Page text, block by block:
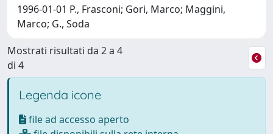
1996-01-01 P., Frasconi; Gori, Marco; Maggini,
Marco; G., Soda
Mostrati risultati da 2 a 4
di 4
Legenda icone
file ad accesso aperto